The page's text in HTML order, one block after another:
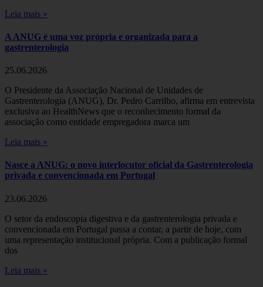
Leia mais »
A ANUG é uma voz própria e organizada para a
gastrenterologia
25.06.2026
O Presidente da Associação Nacional de Unidades de
Gastrenterologia (ANUG), Dr. Pedro Carrilho, afirma em entrevista
exclusiva ao HealthNews que o reconhecimento formal da
associação como entidade empregadora marca um
Leia mais »
Nasce a ANUG: o novo interlocutor oficial da Gastrenterologia
privada e convencionada em Portugal
23.06.2026
O setor da endoscopia digestiva e da gastrenterologia privada e
convencionada em Portugal passa a contar, a partir de hoje, com
uma representação institucional própria. Com a publicação formal
dos
Leia mais »